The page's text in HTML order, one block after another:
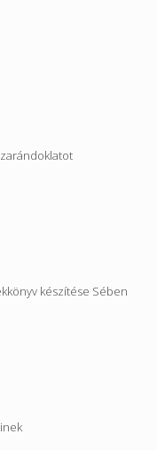
készítése Sében